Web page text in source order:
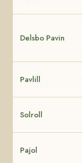
Delsbo Pavin
Pavlill
Solroll
Pajol